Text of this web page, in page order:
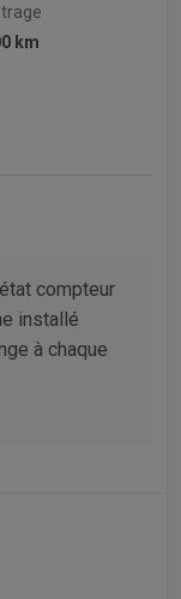
km
compteur
installé
à chaque